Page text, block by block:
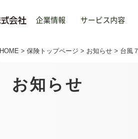
企業情報
About us
サービス内容
Service
TOP
HOME 保険トップページ お知らせ 台風
お知らせ